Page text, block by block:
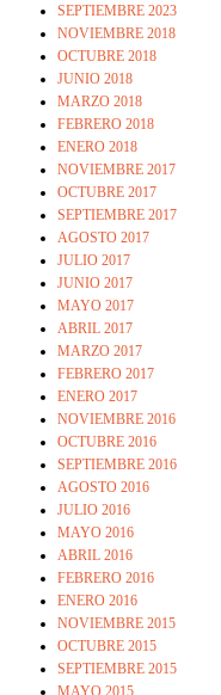
SEPTIEMBRE 2023
NOVIEMBRE 2018
OCTUBRE 2018
JUNIO 2018
MARZO 2018
FEBRERO 2018
ENERO 2018
NOVIEMBRE 2017
OCTUBRE 2017
SEPTIEMBRE 2017
AGOSTO 2017
JULIO 2017
JUNIO 2017
MAYO 2017
ABRIL 2017
MARZO 2017
FEBRERO 2017
ENERO 2017
NOVIEMBRE 2016
OCTUBRE 2016
SEPTIEMBRE 2016
AGOSTO 2016
JULIO 2016
MAYO 2016
ABRIL 2016
FEBRERO 2016
ENERO 2016
NOVIEMBRE 2015
OCTUBRE 2015
SEPTIEMBRE 2015
MAYO 2015